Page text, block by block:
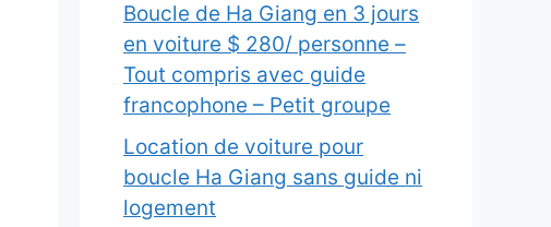
Boucle de Ha Giang en 3 jours
en voiture $ 280/ personne –
Tout compris avec guide
francophone – Petit groupe
Location de voiture pour
boucle Ha Giang sans guide ni
logement